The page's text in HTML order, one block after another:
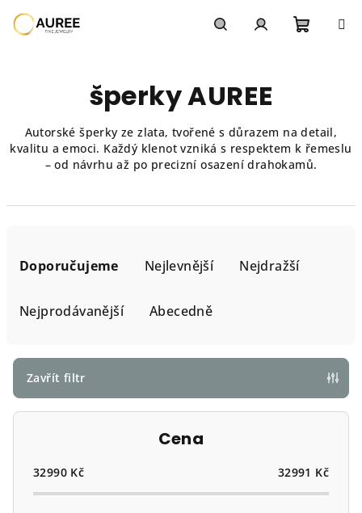
na
obsah
šperky AUREE
Autorské šperky ze zlata, tvořené s důrazem na detail,
kvalitu a emoci. Každý klenot vzniká s respektem k řemeslu
– od návrhu až po precizní osazení drahokamů.
r
o
Doporučujeme Nejlevnější Nejdražší
Nejprodávanější Abecedně
Zavřít filtr
Cena
32990 Kč 32991 Kč